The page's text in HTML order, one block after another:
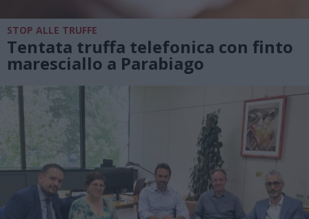
STOP ALLE TRUFFE
Tentata truffa telefonica con finto
maresciallo a Parabiago